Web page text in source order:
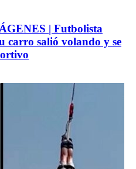
| Futbolista
carro salió volando y se